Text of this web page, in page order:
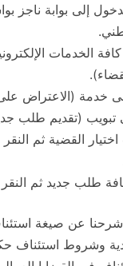
إلى بوابة ناجز
الخدمات
خدمة (الاعتراض
تبويب (تقديم طلب
القضية ثم النقر
طلب جديد ثم
شرحنا عن صيغة
وشروط استئناف